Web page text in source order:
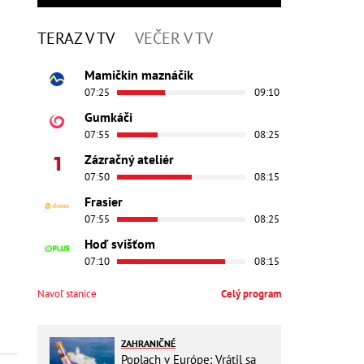
TERAZ V TV VEČER V TV
Mamičkin maznáčik
07:25 09:10
Gumkáči
07:55 08:25
Zázračný ateliér
07:50 08:15
Frasier
07:55 08:25
Hoď svišťom
07:10 08:15
Navoľ stanice Celý program
ZAHRANIČNÉ
Poplach v Európe: Vrátil sa